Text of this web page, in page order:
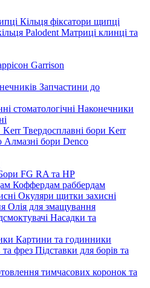
Кільця фіксатори щипці
Матриці клинці та
Garrison
Запчастини до
Наконечники
Твердосплавні бори Kerr
Алмазні бори Denco
FG RA та HP
Коффердам раббердам
Окуляри щитки захисні
Олія для змащування
Насадки та
Картини та годинники
Підставки для борів та